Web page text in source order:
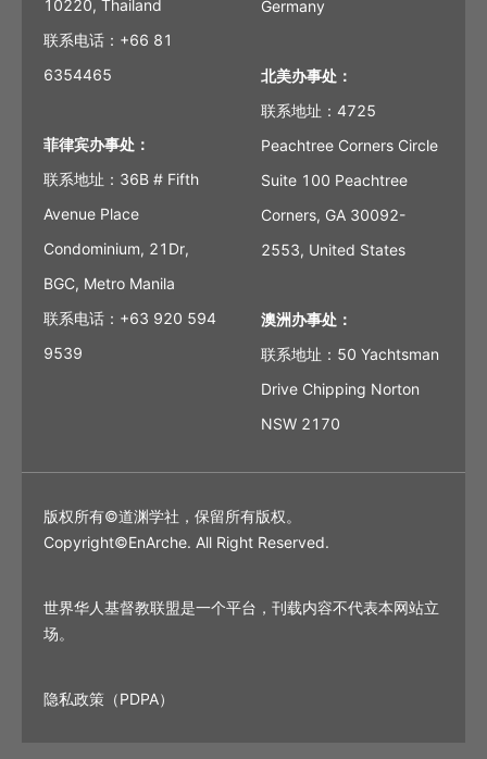
10220, Thailand
联系电话：+66 81
6354465
菲律宾办事处：
联系地址：36B # Fifth
Avenue Place
Condominium, 21Dr,
BGC, Metro Manila
联系电话：+63 920 594
9539
Germany
北美办事处：
联系地址：4725
Peachtree Corners Circle
Suite 100 Peachtree
Corners, GA 30092-
2553, United States
澳洲办事处：
联系地址：50 Yachtsman
Drive Chipping Norton
NSW 2170
版权所有©道渊学社，保留所有版权。
Copyright©EnArche. All Right Reserved.
世界华人基督教联盟是一个平台，刊载内容不代表本网站立
场。
隐私政策（PDPA）